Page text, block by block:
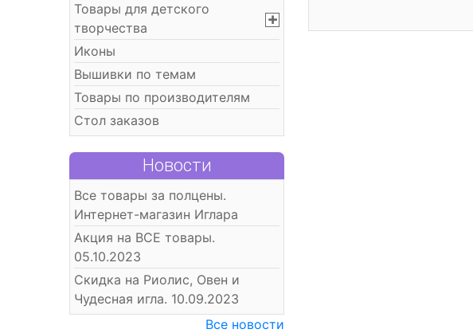
Товары для детского
творчества
Иконы
Вышивки по темам
Товары по производителям
Стол заказов
Новости
Все товары за полцены.
Интернет-магазин Иглара
Акция на ВСЕ товары.
05.10.2023
Скидка на Риолис, Овен и
Чудесная игла. 10.09.2023
Все новости